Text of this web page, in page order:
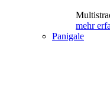
mehr
Panigale